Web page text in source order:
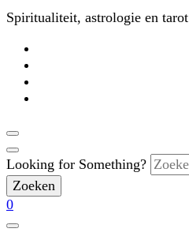
Spiritualiteit, astrologie en tarot
Looking for Something?
0